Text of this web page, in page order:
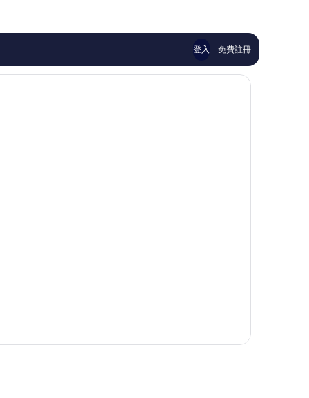
則
則
評
論
登入 免費註冊